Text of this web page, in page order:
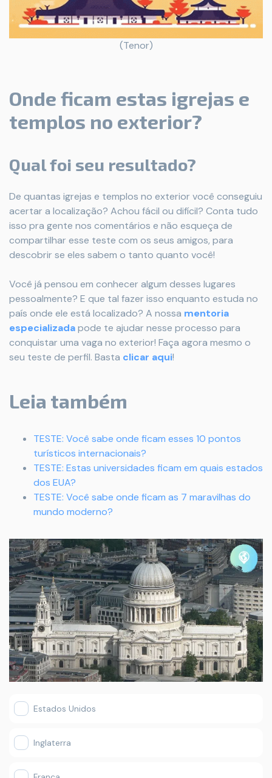
(Tenor)
Onde ficam estas igrejas e
templos no exterior?
Qual foi seu resultado?
De quantas igrejas e templos no exterior você conseguiu
acertar a localização? Achou fácil ou difícil? Conta tudo
isso pra gente nos comentários e não esqueça de
compartilhar esse teste com os seus amigos, para
descobrir se eles sabem o tanto quanto você!
Você já pensou em conhecer algum desses lugares
pessoalmente? E que tal fazer isso enquanto estuda no
país onde ele está localizado? A nossa mentoria
especializadapode te ajudar nesse processo para
conquistar uma vaga no exterior! Faça agora mesmo o
seu teste de perfil. Basta clicar aqui!
Leia também
TESTE: Você sabe onde ficam esses 10 pontos
turísticos internacionais?
TESTE: Estas universidades ficam em quais estados
dos EUA?
TESTE: Você sabe onde ficam as 7 maravilhas do
mundo moderno?
Estados Unidos
Inglaterra